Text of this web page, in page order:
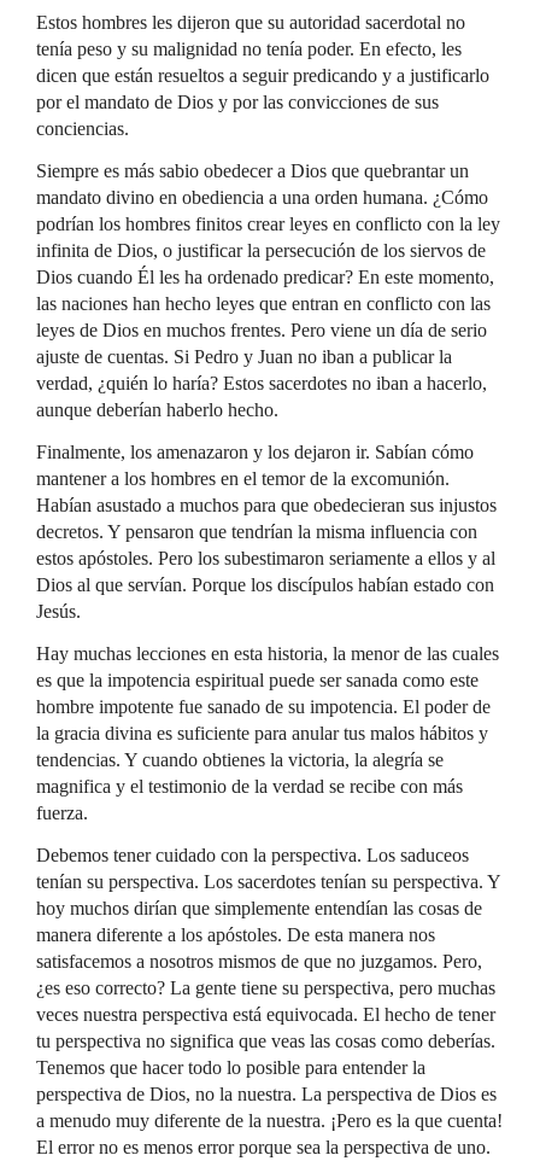
Estos hombres les dijeron que su autoridad sacerdotal no
tenía peso y su malignidad no tenía poder. En efecto, les
dicen que están resueltos a seguir predicando y a justificarlo
por el mandato de Dios y por las convicciones de sus
conciencias.
Siempre es más sabio obedecer a Dios que quebrantar un
mandato divino en obediencia a una orden humana. ¿Cómo
podrían los hombres finitos crear leyes en conflicto con la ley
infinita de Dios, o justificar la persecución de los siervos de
Dios cuando Él les ha ordenado predicar? En este momento,
las naciones han hecho leyes que entran en conflicto con las
leyes de Dios en muchos frentes. Pero viene un día de serio
ajuste de cuentas. Si Pedro y Juan no iban a publicar la
verdad, ¿quién lo haría? Estos sacerdotes no iban a hacerlo,
aunque deberían haberlo hecho.
Finalmente, los amenazaron y los dejaron ir. Sabían cómo
mantener a los hombres en el temor de la excomunión.
Habían asustado a muchos para que obedecieran sus injustos
decretos. Y pensaron que tendrían la misma influencia con
estos apóstoles. Pero los subestimaron seriamente a ellos y al
Dios al que servían. Porque los discípulos habían estado con
Jesús.
Hay muchas lecciones en esta historia, la menor de las cuales
es que la impotencia espiritual puede ser sanada como este
hombre impotente fue sanado de su impotencia. El poder de
la gracia divina es suficiente para anular tus malos hábitos y
tendencias. Y cuando obtienes la victoria, la alegría se
magnifica y el testimonio de la verdad se recibe con más
fuerza.
Debemos tener cuidado con la perspectiva. Los saduceos
tenían su perspectiva. Los sacerdotes tenían su perspectiva. Y
hoy muchos dirían que simplemente entendían las cosas de
manera diferente a los apóstoles. De esta manera nos
satisfacemos a nosotros mismos de que no juzgamos. Pero,
¿es eso correcto? La gente tiene su perspectiva, pero muchas
veces nuestra perspectiva está equivocada. El hecho de tener
tu perspectiva no significa que veas las cosas como deberías.
Tenemos que hacer todo lo posible para entender la
perspectiva de Dios, no la nuestra. La perspectiva de Dios es
a menudo muy diferente de la nuestra. ¡Pero es la que cuenta!
El error no es menos error porque sea la perspectiva de uno.